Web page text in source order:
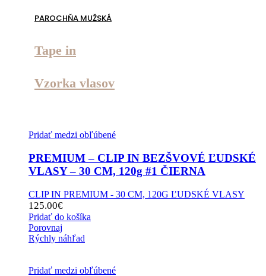
PAROCHŇA MUŽSKÁ
Tape in
Vzorka vlasov
Pridať medzi obľúbené
PREMIUM – CLIP IN BEZŠVOVÉ ĽUDSKÉ
VLASY – 30 CM, 120g #1 ČIERNA
CLIP IN PREMIUM - 30 CM, 120G ĽUDSKÉ VLASY
125.00€
Pridať do košíka
Porovnaj
Rýchly náhľad
Pridať medzi obľúbené